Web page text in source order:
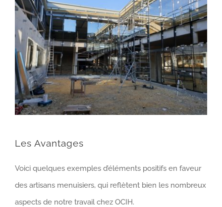
Les Avantages
Voici quelques exemples d’éléments positifs en faveur
des artisans menuisiers, qui reflètent bien les nombreux
aspects de notre travail chez OCIH.